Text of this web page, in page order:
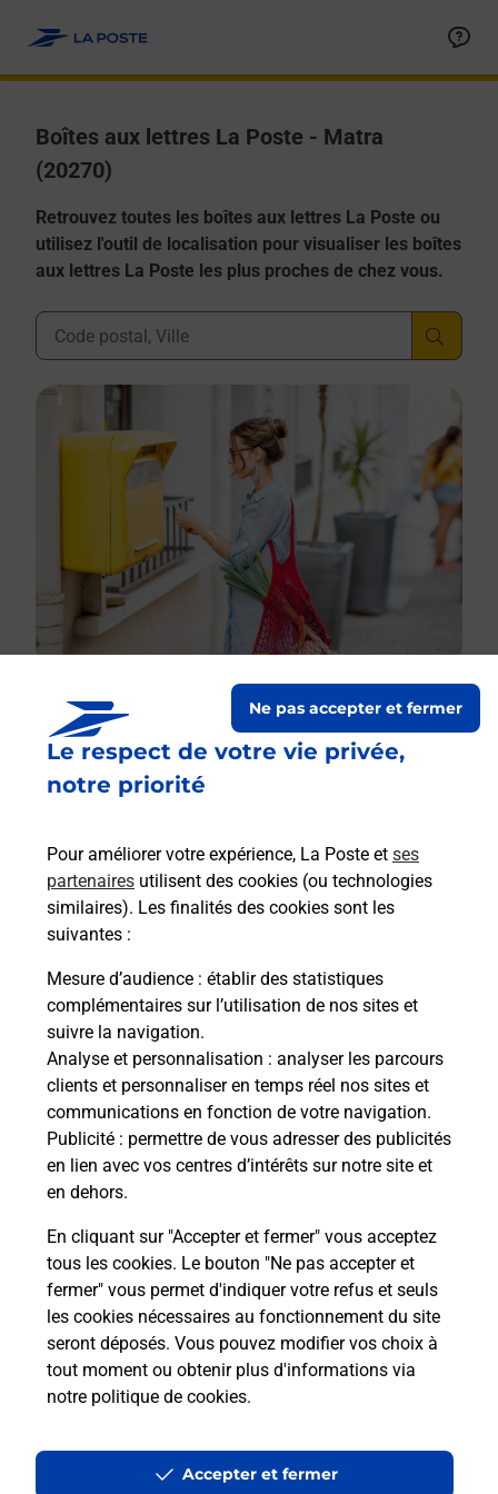
Le respect de votre vie privée,
notre priorité
Pour améliorer votre expérience, La Poste et ses
partenaires utilisent des cookies (ou technologies
similaires). Les finalités des cookies sont les
suivantes :
Mesure d’audience : établir des statistiques
complémentaires sur l’utilisation de nos sites et
suivre la navigation.
Analyse et personnalisation : analyser les parcours
clients et personnaliser en temps réel nos sites et
communications en fonction de votre navigation.
Publicité : permettre de vous adresser des publicités
en lien avec vos centres d’intérêts sur notre site et
en dehors.
En cliquant sur "Accepter et fermer" vous acceptez
tous les cookies. Le bouton "Ne pas accepter et
fermer" vous permet d'indiquer votre refus et seuls
les cookies nécessaires au fonctionnement du site
seront déposés. Vous pouvez modifier vos choix à
tout moment ou obtenir plus d'informations via
notre politique de cookies.
Ne pas accepter et fermer
Accepter et fermer
Boîtes aux lettres La Poste - Matra
(20270)
Retrouvez toutes les boîtes aux lettres La Poste ou
utilisez l'outil de localisation pour visualiser les boîtes
aux lettres La Poste les plus proches de chez vous.
Ville, Département, Code Postal
Boîte aux Lettres La Poste
Place De L Eglise
20270 Matra
Le lien s'ouvre dans un nouvel onglet
Boîte aux Lettres La Poste
Prochaine collecte du courrierlundià 09h00
Village De Matra
20270 Matra
Le lien s'ouvre dans un nouvel onglet
Localiser Liste Boîtes aux lettres Haute-Corse Matra
Accessibilité : partiellement conforme